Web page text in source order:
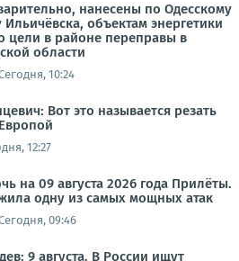
нанесены по Одесскому
Ильичёвска, объектам энергетики
цели в районе переправы в
области
10:24
Вот это называется резать
12:27
на 09 августа 2026 года Прилёты.
одну из самых мощных атак
09:46
9 августа. В России ищут